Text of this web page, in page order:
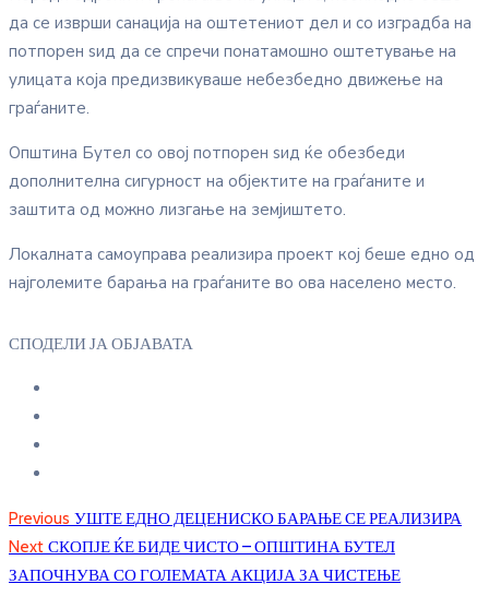
да се изврши санација на оштетениот дел и со изградба на
потпорен ѕид да се спречи понатамошно оштетување на
улицата која предизвикуваше небезбедно движење на
граѓаните.
Општина Бутел со овој потпорен ѕид ќе обезбеди
дополнителна сигурност на објектите на граѓаните и
заштита од можно лизгање на земјиштето.
Локалната самоуправа реализира проект кој беше едно од
најголемите барања на граѓаните во ова населено место.
СПОДЕЛИ ЈА ОБЈАВАТА
Previous УШТЕ ЕДНО ДЕЦЕНИСКО БАРАЊЕ СЕ РЕАЛИЗИРА
Next СКОПЈЕ ЌЕ БИДЕ ЧИСТО – ОПШТИНА БУТЕЛ
ЗАПОЧНУВА СО ГОЛЕМАТА АКЦИЈА ЗА ЧИСТЕЊЕ